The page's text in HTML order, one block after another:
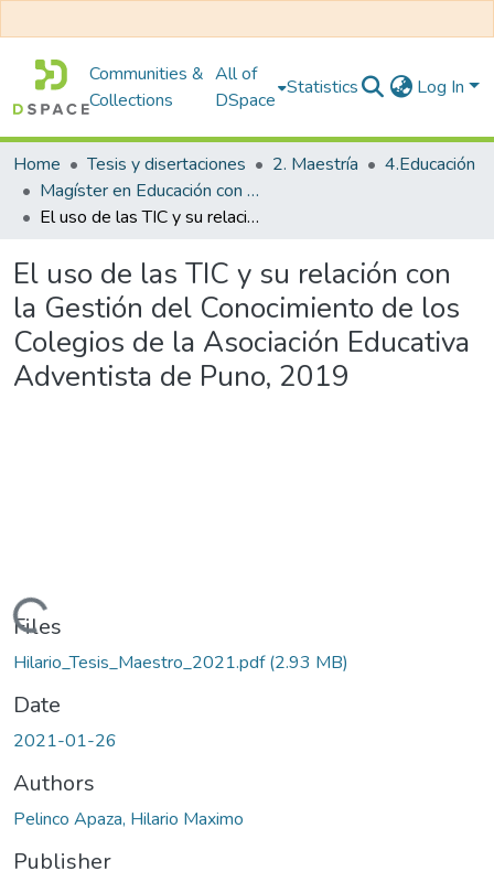
Communities &
Collections
All of
DSpace
Statistics Log In
Home Tesis y disertaciones 2. Maestría
4.Educación
Magíster en Educación con Mención en Administración Educativa
El uso de las TIC y su relación con la Gestión del Conocimiento de los Colegios de la Asociación Educativa Adventista de Puno, 2019
El uso de las TIC y su relación con
la Gestión del Conocimiento de los
Colegios de la Asociación Educativa
Adventista de Puno, 2019
Loading...
Files
Hilario_Tesis_Maestro_2021.pdf(2.93 MB)
Date
2021-01-26
Authors
Pelinco Apaza, Hilario Maximo
Publisher